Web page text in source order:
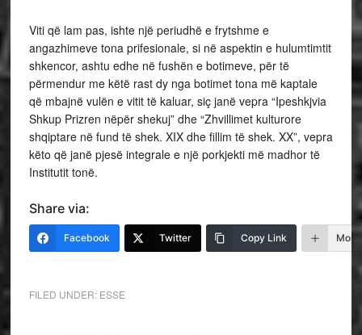
Viti që lam pas, ishte një periudhë e frytshme e
angazhimeve tona prifesionale, si në aspektin e hulumtimtit
shkencor, ashtu edhe në fushën e botimeve, për të
përmendur me këtë rast dy nga botimet tona më kaptale
që mbajnë vulën e vitit të kaluar, siç janë vepra “Ipeshkjvia
Shkup Prizren nëpër shekuj” dhe “Zhvillimet kulturore
shqiptare në fund të shek. XIX dhe fillim të shek. XX”, vepra
këto që janë pjesë integrale e një porkjekti më madhor të
Institutit tonë.
Share via:
Facebook Twitter Copy Link More
FILED UNDER: ESSE